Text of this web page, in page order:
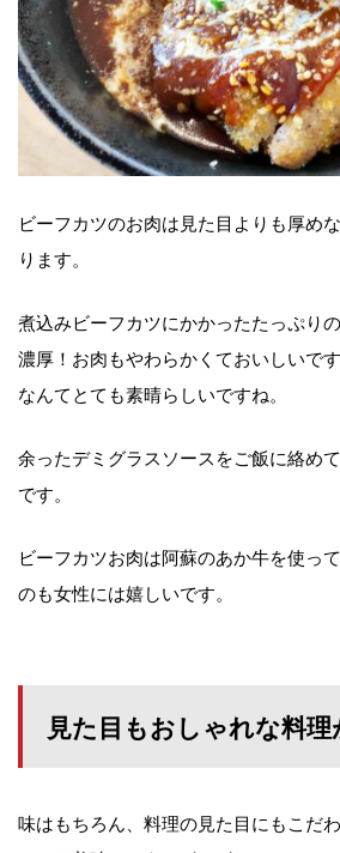
ビーフカツのお肉は見た目よりも厚め
ります。
煮込みビーフカツにかかったたっぷり
濃厚！お肉もやわらかくておいしいで
なんてとても素晴らしいですね。
余ったデミグラスソースをご飯に絡め
です。
ビーフカツお肉は阿蘇のあか牛を使っ
のも女性には嬉しいです。
見た目もおしゃれな料理
味はもちろん、料理の見た目にもこだ